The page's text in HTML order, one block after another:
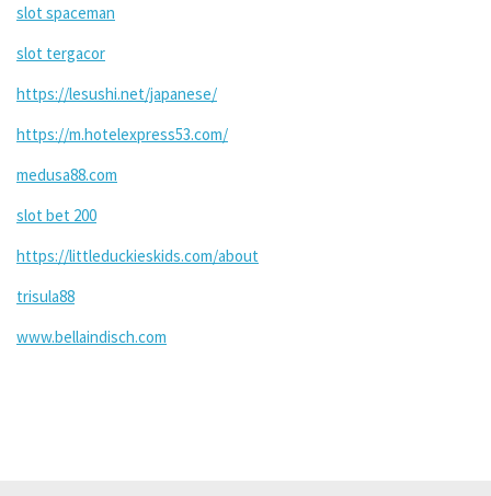
slot spaceman
slot tergacor
https://lesushi.net/japanese/
https://m.hotelexpress53.com/
medusa88.com
slot bet 200
https://littleduckieskids.com/about
trisula88
www.bellaindisch.com